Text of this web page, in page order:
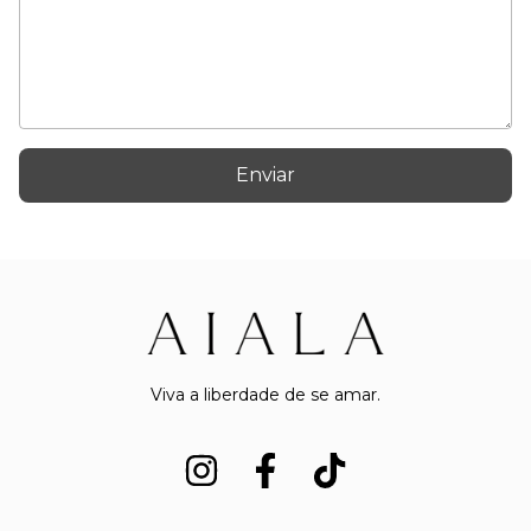
Enviar
Viva a liberdade de se amar.